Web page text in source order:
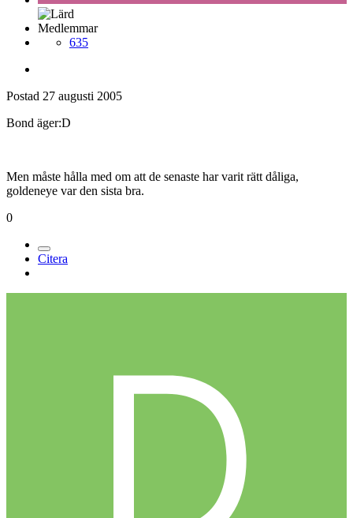
Medlemmar
635
Postad 27 augusti 2005
Bond äger:D
Men måste hålla med om att de senaste har varit rätt dåliga,
goldeneye var den sista bra.
0
Citera